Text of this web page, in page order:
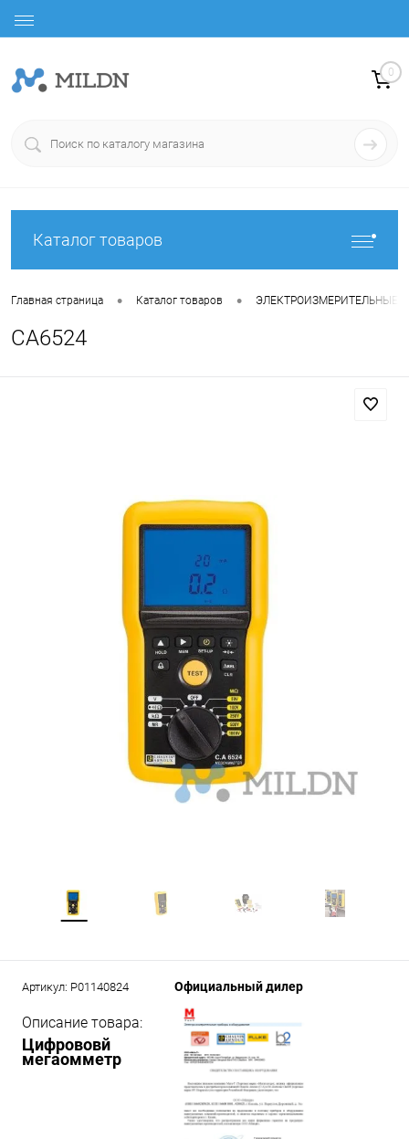
0
Каталог товаров
Главная страница • Каталог товаров • ЭЛЕКТРОИЗМЕРИТЕЛЬНЫЕ
CA6524
Артикул: P01140824
Описание товара:
Цифрововй
мегаомметр
Официальный дилер